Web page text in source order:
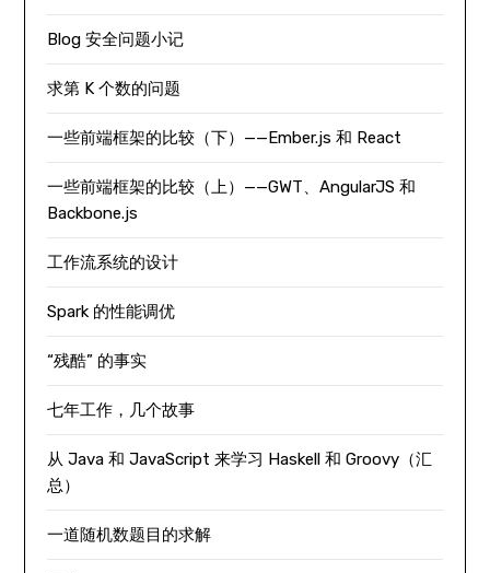
Blog 安全问题小记
求第 K 个数的问题
一些前端框架的比较（下）——Ember.js 和 React
一些前端框架的比较（上）——GWT、AngularJS 和
Backbone.js
工作流系统的设计
Spark 的性能调优
“残酷” 的事实
七年工作，几个故事
从 Java 和 JavaScript 来学习 Haskell 和 Groovy（汇
总）
一道随机数题目的求解